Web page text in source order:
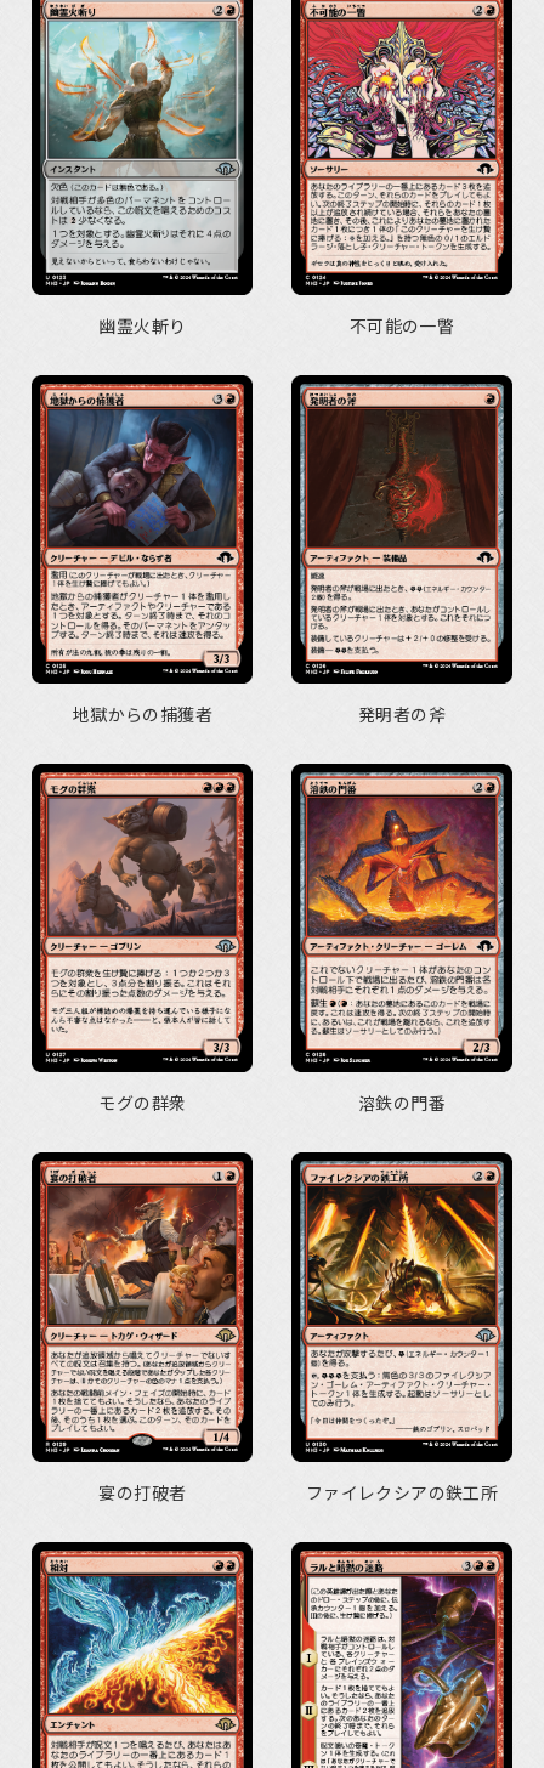
幽霊火斬り 不可能の一瞥
地獄からの捕獲者 発明者の斧
モグの群衆 溶鉄の門番
宴の打破者 ファイレクシアの鉄工所